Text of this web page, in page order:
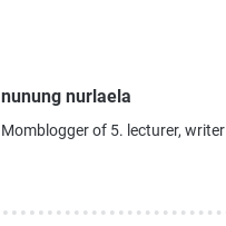
nunung nurlaela
Momblogger of 5. lecturer, writer